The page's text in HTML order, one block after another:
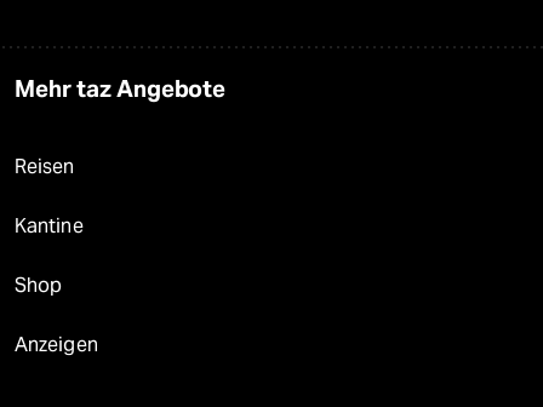
Mehr taz Angebote
Reisen
Kantine
Shop
Anzeigen